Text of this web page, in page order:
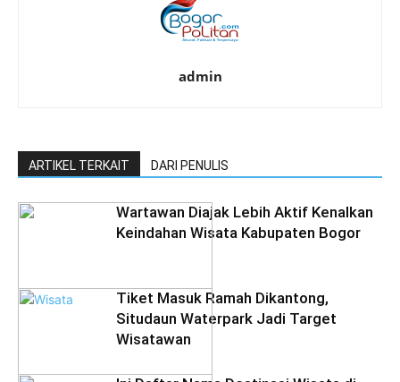
admin
ARTIKEL TERKAIT DARI PENULIS
Wartawan Diajak Lebih Aktif Kenalkan
Keindahan Wisata Kabupaten Bogor
‎Tiket Masuk Ramah Dikantong,
Situdaun Waterpark Jadi Target
Wisatawan